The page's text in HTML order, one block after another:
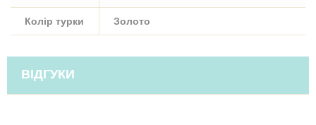
Колір турки Золото
ВІДГУКИ